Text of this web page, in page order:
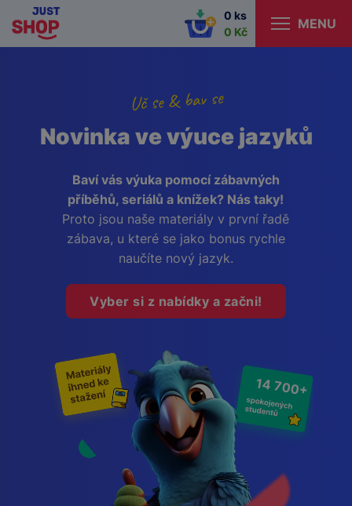
0 ks
0 Kč
MENU
Uč se & bav se
Novinka ve výuce jazyků
Baví vás výuka pomocí zábavných
příběhů, seriálů a knížek? Nás taky!
Proto jsou naše materiály v první řadě
zábava, u které se jako bonus rychle
naučíte nový jazyk.
Vyber si z nabídky a začni!
14 700+